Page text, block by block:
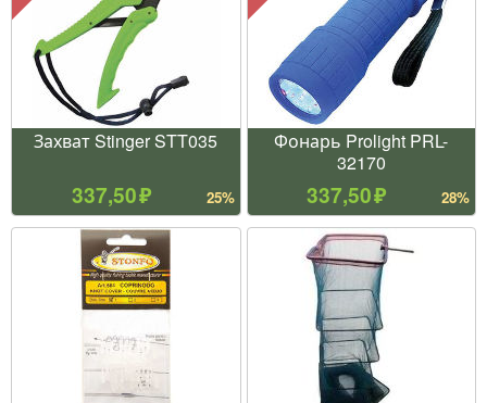
Захват Stinger STT035
337,50 25%
Фонарь Prolight PRL-
32170
337,50 28%